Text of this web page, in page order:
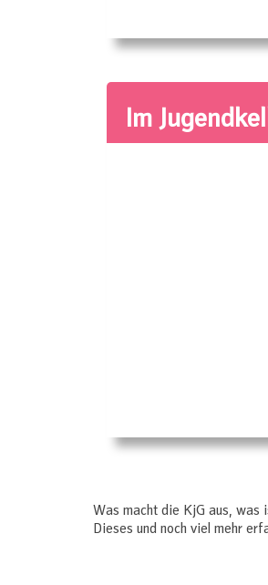
Im
Was macht die KjG aus, was
Dieses und noch viel mehr